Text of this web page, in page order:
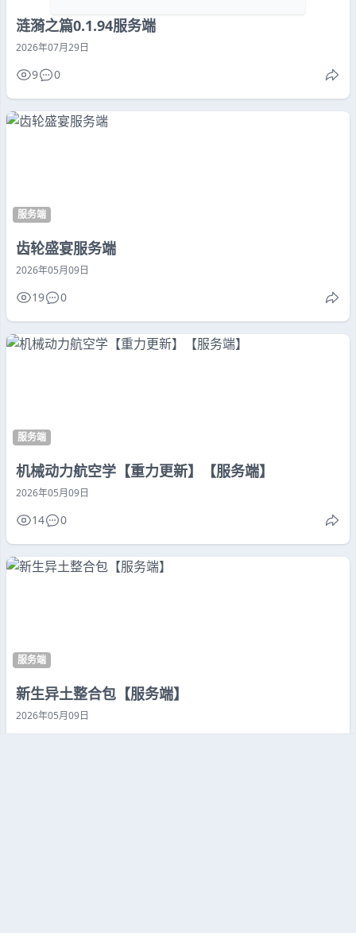
涟漪之篇0.1.94服务端
2026年07月29日
9 0
服务端
齿轮盛宴服务端
2026年05月09日
19 0
服务端
机械动力航空学【重力更新】【服务端】
2026年05月09日
14 0
服务端
新生异土整合包【服务端】
2026年05月09日